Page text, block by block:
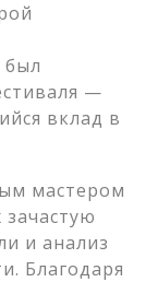
был
—
вклад в
мастером
и анализ
Благодаря